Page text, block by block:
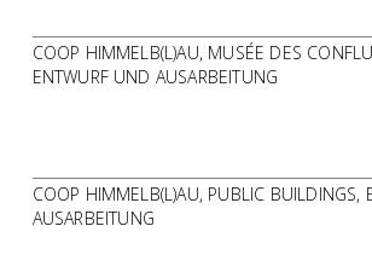
COOP HIMMELB(L)AU, MUSÉE DES
ENTWURF UND AUSARBEITUNG
COOP HIMMELB(L)AU, PUBLIC BUILDINGS,
AUSARBEITUNG